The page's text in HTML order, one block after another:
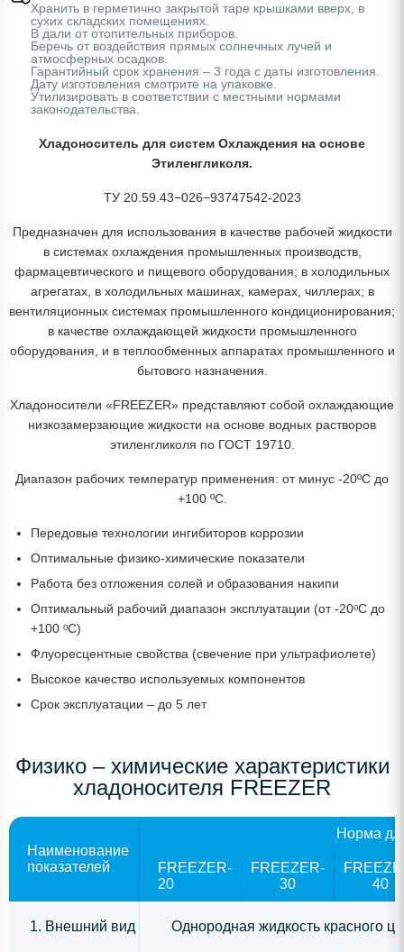
Хранить в герметично закрытой таре крышками вверх, в
сухих складских помещениях.
В дали от отопительных приборов.
Беречь от воздействия прямых солнечных лучей и
атмосферных осадков.
Гарантийный срок хранения – 3 года с даты изготовления.
Дату изготовления смотрите на упаковке.
Утилизировать в соответствии с местными нормами
законодательства.
Хладоноситель для систем Охлаждения на основе
Этиленгликоля.
ТУ 20.59.43−026−93747542-2023
Предназначен для использования в качестве рабочей жидкости
в системах охлаждения промышленных производств,
фармацевтического и пищевого оборудования; в холодильных
агрегатах, в холодильных машинах, камерах, чиллерах; в
вентиляционных системах промышленного кондиционирования;
в качестве охлаждающей жидкости промышленного
оборудования, и в теплообменных аппаратах промышленного и
бытового назначения.
Хладоносители «FREEZER» представляют собой охлаждающие
низкозамерзающие жидкости на основе водных растворов
этиленгликоля по ГОСТ 19710.
Диапазон рабочих температур применения: от минус -20ºС до
+100 ºС.
Передовые технологии ингибиторов коррозии
Оптимальные физико-химические показатели
Работа без отложения солей и образования накипи
Оптимальный рабочий диапазон эксплуатации (от -20ᵒС до
+100 ᵒС)
Флуоресцентные свойства (свечение при ультрафиолете)
Высокое качество используемых компонентов
Срок эксплуатации – до 5 лет
Физико – химические характеристики
хладоносителя FREEZER
Наименование
показателей
Норма
FREEZER-
20
FREEZER-
30
40
1. Внешний вид Однородная жидкость красного